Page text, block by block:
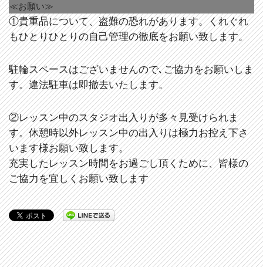
≪お願い≫
①貴重品について、盗難の恐れがあります。くれぐれ
もひとりひとりの自己管理の徹底をお願い致します。
駐輪スペースはございませんので､ご協力をお願いしま
す。違法駐車は即撤去いたします。
②レッスン中のスタジオ出入りが多々見受けられま
す。休憩時以外レッスン中の出入りは極力お控え下さ
います様お願い致します。
充実したレッスン時間をお過ごし頂くために、皆様の
ご協力を宜しくお願い致します